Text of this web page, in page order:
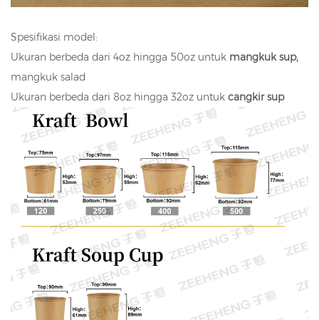
Spesifikasi model:
Ukuran berbeda dari 4oz hingga 50oz untuk mangkuk sup,
mangkuk salad
Ukuran berbeda dari 8oz hingga 32oz untuk cangkir sup